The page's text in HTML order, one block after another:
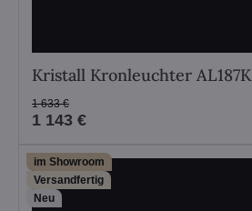
Kristall Kronleuchter AL187K
1 143 €
1 633 €
im Showroom
Versandfertig
Neu